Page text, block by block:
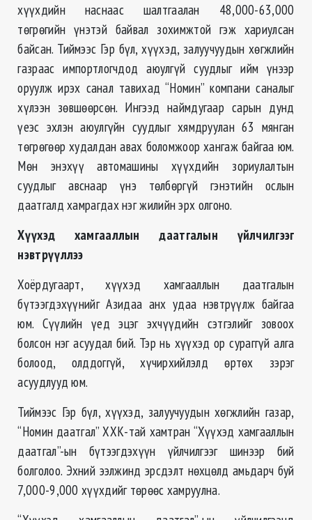
хүүхдийн наснаас шалтгаалан 48,000-63,000
төгрөгийн үнэтэй байвал зохимжтой гэж хариулсан
байсан. Тиймээс Гэр бүл, хүүхэд, залуучуудын хөгжлийн
газраас импортлогчдод аюулгүй суудлыг ийм үнээр
оруулж ирэх санал тавихад “Номин” компани саналыг
хүлээн зөвшөөрсөн. Ингээд наймдугаар сарын дунд
үеэс эхлэн аюулгүйн суудлыг хямдруулан 63 мянган
төгрөгөөр худалдан авах боломжоор хангаж байгаа юм.
Мөн энэхүү автомашины хүүхдийн зориулалтын
суудлыг авснаар үнэ төлбөргүй гэнэтийн ослын
даатгалд хамрагдах нэг жилийн эрх олгоно.
Хүүхэд хамгааллын даатгалын үйлчилгээг
нэвтрүүллээ
Хоёрдугаарт, хүүхэд хамгааллын даатгалын
бүтээгдэхүүнийг Азидаа анх удаа нэвтрүүлж байгаа
юм. Сүүлийн үед эцэг эхчүүдийн сэтгэлийг зовоох
болсон нэг асуудал бий. Тэр нь хүүхэд ор сураггүй алга
болоод, олддоггүй, хүчирхийлэлд өртөх зэрэг
асуудлууд юм.
Тиймээс Гэр бүл, хүүхэд, залуучуудын хөгжлийн газар,
“Номин даатгал” ХХК-тай хамтран “Хүүхэд хамгааллын
даатгал”-ын бүтээгдэхүүн үйлчилгээг шинээр бий
болголоо. Эхний ээлжинд эрсдэлт нөхцөлд амьдарч буй
7,000-9,000 хүүхдийг төрөөс хамруулна.